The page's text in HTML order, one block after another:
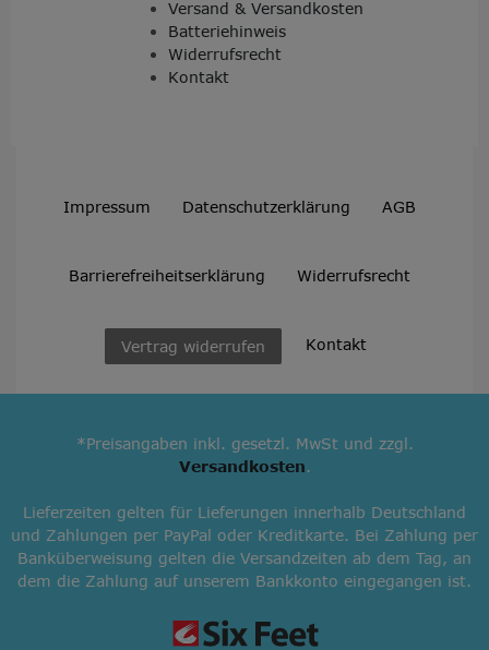
Versand & Versandkosten
Batteriehinweis
Widerrufsrecht
Kontakt
Impressum Daten­schutz­erklärung AGB
Barrierefreiheitserklärung Widerrufs­recht
Vertrag widerrufen Kontakt
*Preisangaben inkl. gesetzl. MwSt und zzgl.
Versandkosten.
Lieferzeiten gelten für Lieferungen innerhalb Deutschland
und Zahlungen per PayPal oder Kreditkarte. Bei Zahlung per
Banküberweisung gelten die Versandzeiten ab dem Tag, an
dem die Zahlung auf unserem Bankkonto eingegangen ist.